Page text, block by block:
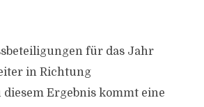
für das Jahr
in Richtung
Ergebnis kommt eine